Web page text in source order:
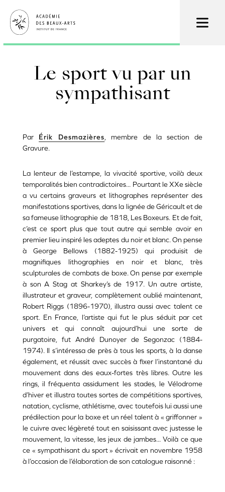
contenu
principal
Le sport vu par un
sympathisant
Par Érik Desmazières, membre de la section de
Gravure.
La lenteur de l’estampe, la vivacité sportive, voilà deux
temporalités bien contradictoires... Pourtant le XXe siècle
a vu certains graveurs et lithographes représenter des
manifestations sportives, dans la lignée de Géricault et de
sa fameuse lithographie de 1818, Les Boxeurs. Et de fait,
c’est ce sport plus que tout autre qui semble avoir en
premier lieu inspiré les adeptes du noir et blanc. On pense
à George Bellows (1882-1925) qui produisit de
magnifiques lithographies en noir et blanc, très
sculpturales de combats de boxe. On pense par exemple
à son A Stag at Sharkey’s de 1917. Un autre artiste,
illustrateur et graveur, complètement oublié maintenant,
Robert Riggs (1896-1970), illustra aussi avec talent ce
sport. En France, l’artiste qui fut le plus séduit par cet
univers et qui connaît aujourd’hui une sorte de
purgatoire, fut André Dunoyer de Segonzac (1884-
1974). Il s’intéressa de près à tous les sports, à la danse
également, et réussit avec succès à fixer l’instantané du
mouvement dans des eaux-fortes très libres. Outre les
rings, il fréquenta assidument les stades, le Vélodrome
d’hiver et illustra toutes sortes de compétitions sportives,
natation, cyclisme, athlétisme, avec toutefois lui aussi une
prédilection pour la boxe et un réel talent à « griffonner »
le cuivre avec légèreté tout en saisissant avec justesse le
mouvement, la vitesse, les jeux de jambes... Voilà ce que
ce « sympathisant du sport » écrivait en novembre 1958
à l’occasion de l’élaboration de son catalogue raisonné :